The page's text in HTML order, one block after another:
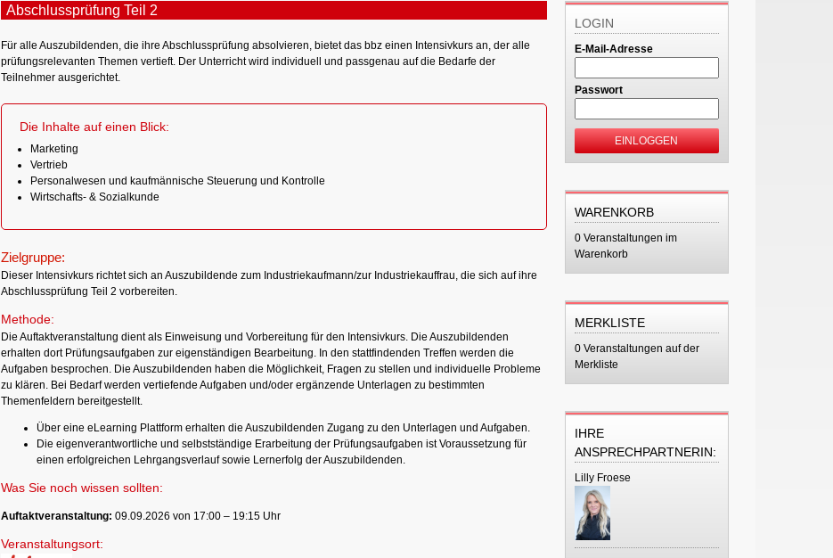
Abschlussprüfung Teil 2
Für alle Auszubildenden, die ihre Abschlussprüfung absolvieren, bietet das bbz einen Intensivkurs an, der alle
prüfungsrelevanten Themen vertieft. Der Unterricht wird individuell und passgenau auf die Bedarfe der
Teilnehmer ausgerichtet.
Die Inhalte auf einen Blick:
Marketing
Vertrieb
Personalwesen und kaufmännische Steuerung und Kontrolle
Wirtschafts- & Sozialkunde
Zielgruppe:
Dieser Intensivkurs richtet sich an Auszubildende zum Industriekaufmann/zur Industriekauffrau, die sich auf ihre
Abschlussprüfung Teil 2 vorbereiten.
Methode:
Die Auftaktveranstaltung dient als Einweisung und Vorbereitung für den Intensivkurs. Die Auszubildenden
erhalten dort Prüfungsaufgaben zur eigenständigen Bearbeitung. In den stattfindenden Treffen werden die
Aufgaben besprochen. Die Auszubildenden haben die Möglichkeit, Fragen zu stellen und individuelle Probleme
zu klären. Bei Bedarf werden vertiefende Aufgaben und/oder ergänzende Unterlagen zu bestimmten
Themenfeldern bereitgestellt.
Über eine eLearning Plattform erhalten die Auszubildenden Zugang zu den Unterlagen und Aufgaben.
Die eigenverantwortliche und selbstständige Erarbeitung der Prüfungsaufgaben ist Voraussetzung für
einen erfolgreichen Lehrgangsverlauf sowie Lernerfolg der Auszubildenden.
Was Sie noch wissen sollten:
Auftaktveranstaltung: 09.09.2026 von 17:00 – 19:15 Uhr
Veranstaltungsort:
LOGIN
E-Mail-Adresse
Passwort
EINLOGGEN
WARENKORB
0 Veranstaltungen im
Warenkorb
MERKLISTE
0 Veranstaltungen auf der
Merkliste
IHRE
ANSPRECHPARTNERIN:
Lilly Froese